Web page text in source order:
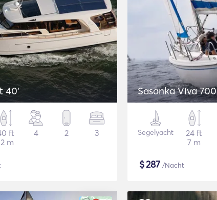
40'
ft
m
4 2 3
Sasanka Viva 700
Segelyacht
24 ft
7 m
$287 /Nacht